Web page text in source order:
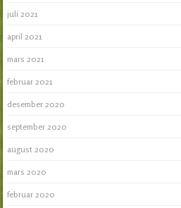
juli 2021
april 2021
mars 2021
februar 2021
desember 2020
september 2020
august 2020
mars 2020
februar 2020